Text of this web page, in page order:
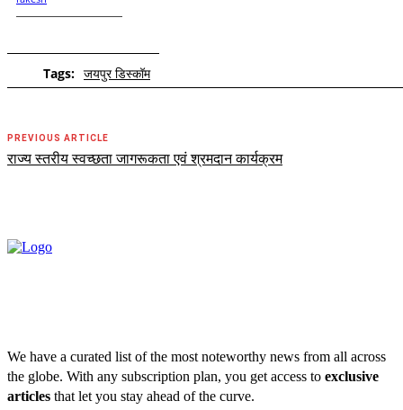
Tags: जयपुर डिस्कॉम
PREVIOUS ARTICLE
राज्य स्तरीय स्वच्छता जागरूकता एवं श्रमदान कार्यक्रम
We have a curated list of the most noteworthy news from all across
the globe. With any subscription plan, you get access to exclusive
articles that let you stay ahead of the curve.